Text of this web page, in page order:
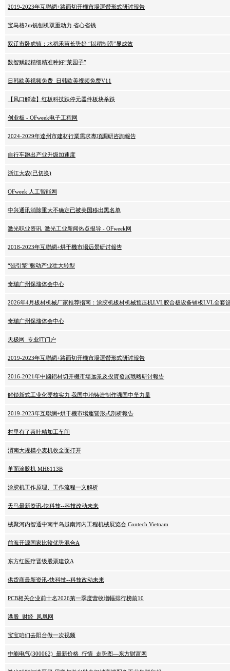
2019-2023年互聯網+路面切开機市場運營形式研讨報告
宝马格2m铣刨机双重动力 省心省钱
双辽市卧虎镇：水稻禾苗长势好 “以稻制涝”显成效
数智赋能精细精准种好“菜园子”
日韩欧美视频免费_日韩欧美视频免费V11
【风口解读】红板科技跌停元器件板块杀跌
创业板 - OFweek电子工程网
2024-2029年達州市建材行業需求專項調研咨詢報告
自行车跑出产业升级加速度
浙江大农(已切换)
OFweek 人工智能网
中兴通讯消除重大不确定已被美国移出黑名单
激光职业资讯_激光工业新闻热点报导 - OFweek网
2018-2023年互聯網+烘干機市場远景研讨報告
“强引擎”驱动产业壮大转型
奇瑞广州保瑞体会中心
2026年4月板材机械厂家推荐指南：涂胶机板材机械预压机LVL胶合板设备铺板LVL全套
奇瑞广州保瑞体会中心
天极网_专业IT门户
2019-2023年互聯網+路面切开機市場運營形式研讨報告
2016-2021年中國鋁材切开機市場远景及投資發展戰略研讨報告
解锁新式工业化硬核实力 我国中冶铸造制作强国中坚力量
2019-2023年互聯網+烘干機市場運營形式剖析報告
村里有了茶叶精加工车间
渭南大规模小麦机收全面打开
单面涂胶机 MH6113B
涂胶机工作原理、工作流程一文解析
天马最新资讯-快科技--科技改动未来
械聚河内智通中南半岛越南河内工程机械展览会 Contech Vietnam
前海开源国家比较优势混合A
东方红医疗晋级股票建议A
供货商最新资讯-快科技--科技改动未来
PCB相关企业前十名2026第一季度营收增幅排行榜前10
港股_财经_凤凰网
宝宝咱们去阳台做一次视频
中能电气(300062)_最新价格_行情_走势图—东方财富网